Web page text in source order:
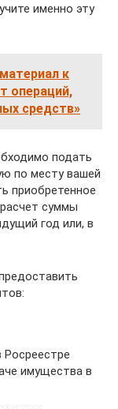
именно эту
к
операций,
средств»
подать
по месту вашей
приобретенное
суммы
год или, в
Росреестре
имущества в